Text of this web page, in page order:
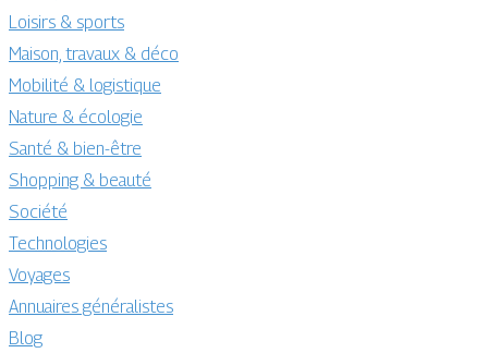
Loisirs & sports
Maison, travaux & déco
Mobilité & logistique
Nature & écologie
Santé & bien-être
Shopping & beauté
Société
Technologies
Voyages
Annuaires généralistes
Blog